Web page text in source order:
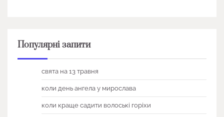
Популярні запити
свята на 13 травня
коли день ангела у мирослава
коли краще садити волоські горіхи